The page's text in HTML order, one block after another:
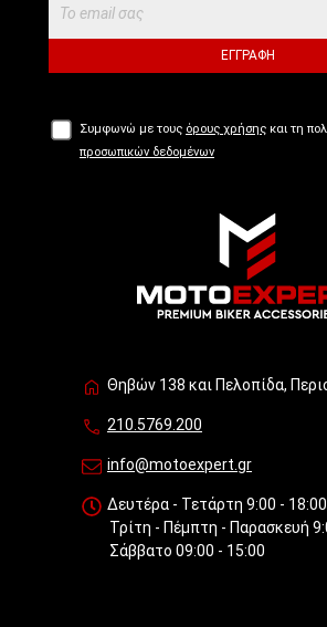
ΕΓΓΡΑΦΉ
Συμφωνώ με τους όρους χρήσης και τη
προσωπικών δεδομένων
Θηβών 138 και Πελοπίδα,
210.5769.200
info@motoexpert.gr
Δευτέρα - Τετάρτη 9:00 - 18:00
Τρίτη - Πέμπτη - Παρασκευή
Σάββατο 09:00 - 15:00